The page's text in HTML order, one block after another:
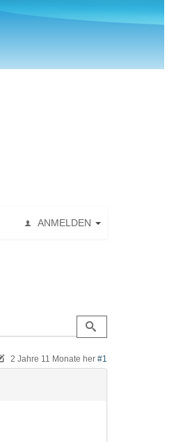
ANMELDEN
2 Jahre 11 Monate her #1